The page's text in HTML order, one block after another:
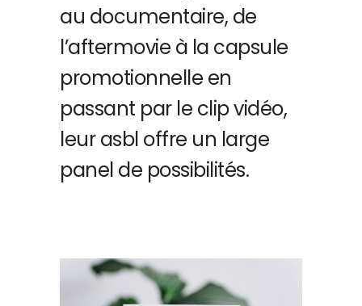
au documentaire, de
l’aftermovie à la capsule
promotionnelle en
passant par le clip vidéo,
leur asbl offre un large
panel de possibilités.